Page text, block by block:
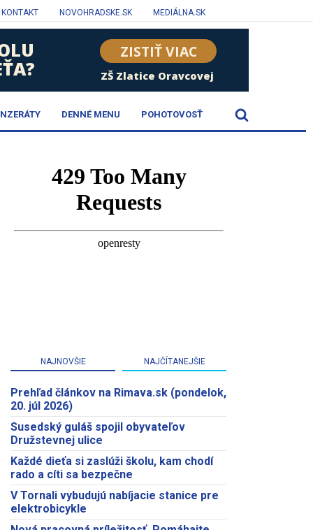
KONTAKT NOVOHRADSKE.SK MEDIÁLNA.SK
DENNÉ MENU POHOTOVOSŤ
NAJNOVŠIE NAJČÍTANEJŠIE
Prehľad článkov na Rimava.sk (pondelok,
20. júl 2026)
Susedský guláš spojil obyvateľov
Družstevnej ulice
Každé dieťa si zaslúži školu, kam chodí
rado a cíti sa bezpečne
V Tornali vybudujú nabíjacie stanice pre
elektrobicykle